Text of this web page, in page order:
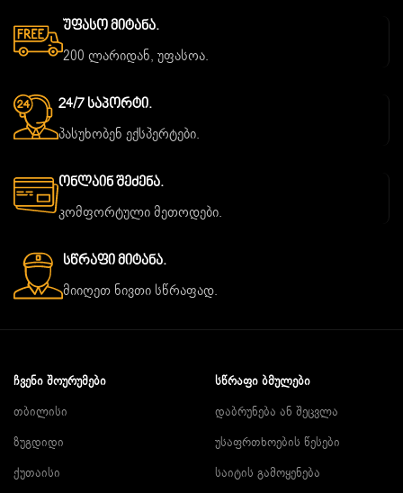
Უფასო Მიტანა.
200 ლარიდან, უფასოა.
24/7 Საპორტი.
პასუხობენ ექსპერტები.
Ონლაინ Შეძენა.
კომფორტული მეთოდები.
Სწრაფი Მიტანა.
მიიღეთ ნივთი სწრაფად.
ᲩᲕᲔᲜᲘ ᲨᲝᲣᲠᲣᲛᲔᲑᲘ
თბილისი
ზუგდიდი
ქუთაისი
ᲡᲬᲠᲐᲤᲘ ᲑᲛᲣᲚᲔᲑᲘ
დაბრუნება ან შეცვლა
უსაფრთხოების წესები
საიტის გამოყენება